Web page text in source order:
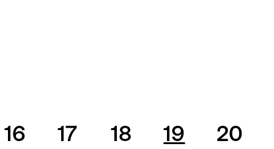
16 17 18 19
20